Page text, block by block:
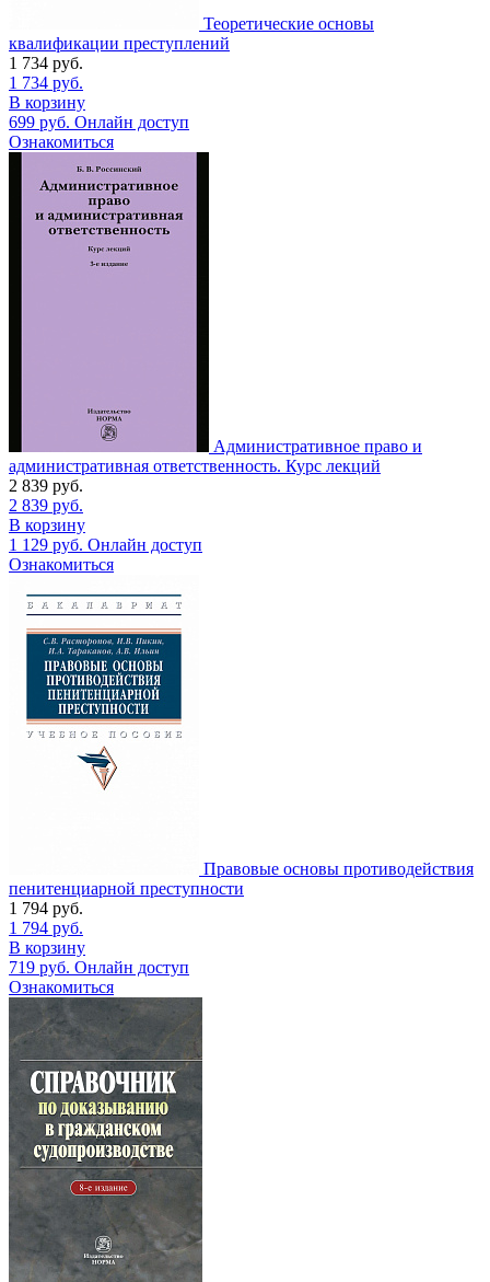
Теоретические основы
квалификации преступлений
1 734 руб.
1 734 руб.
В корзину
699 руб. Онлайн доступ
Ознакомиться
Административное право и
административная ответственность. Курс лекций
2 839 руб.
2 839 руб.
В корзину
1 129 руб. Онлайн доступ
Ознакомиться
Правовые основы противодействия
пенитенциарной преступности
1 794 руб.
1 794 руб.
В корзину
719 руб. Онлайн доступ
Ознакомиться